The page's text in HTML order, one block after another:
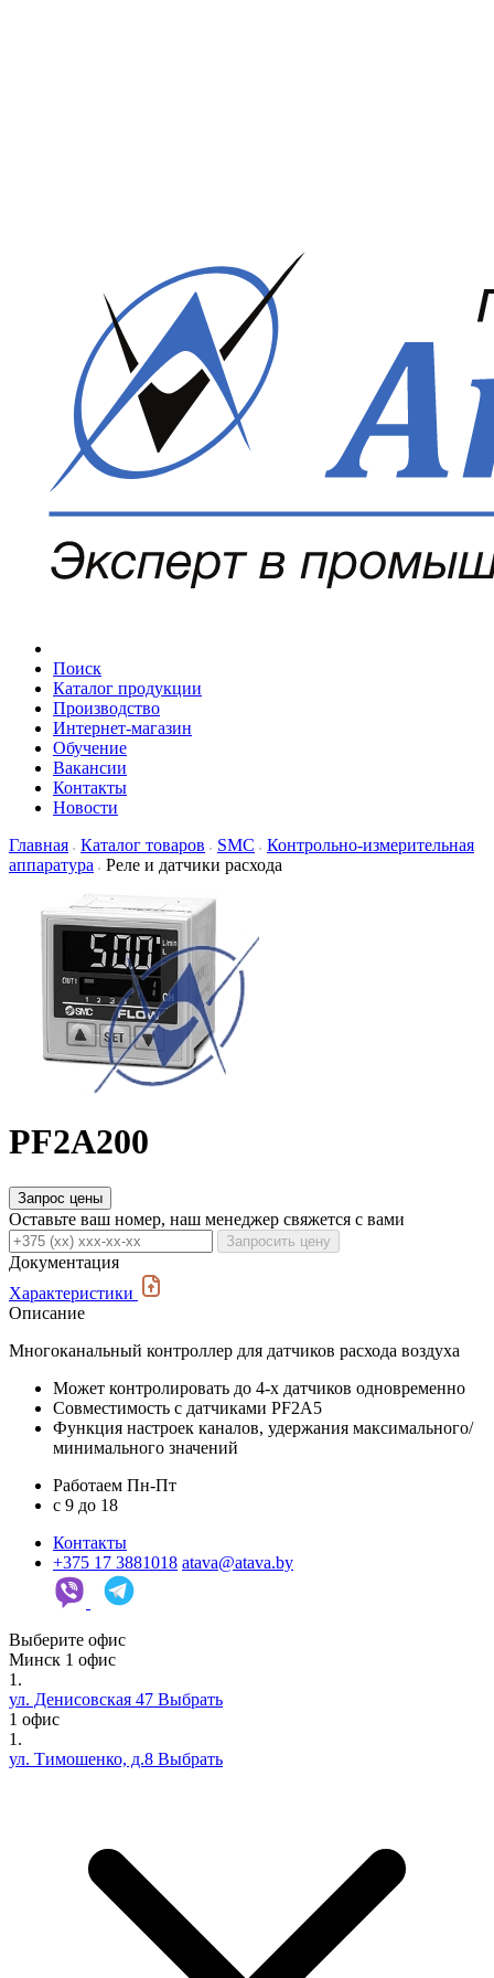
Поиск
Каталог продукции
Производство
Интернет-магазин
Обучение
Вакансии
Контакты
Новости
Главная
Каталог товаров SMC
Контрольно-измерительная
аппаратура
Реле и датчики расхода
PF2A200
Запрос цены
Оставьте ваш номер, наш менеджер свяжется с вами
Запросить цену
Документация
Характеристики
Описание
Многоканальный контроллер для датчиков расхода воздуха
Может контролировать до 4-х датчиков одновременно
Совместимость с датчиками PF2A5
Функция настроек каналов, удержания максимального/
минимального значений
Работаем Пн-Пт
c 9 до 18
Контакты
+375 17 3881018 atava@atava.by
Выберите офис
Минск 1 офис
1.
ул. Денисовская 47 Выбрать
1 офис
1.
ул. Тимошенко, д.8 Выбрать